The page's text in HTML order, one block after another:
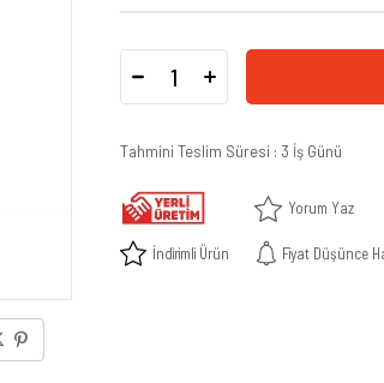
Tahmini Teslim Süresi : 3 İş Günü
Yorum Yaz
İndirimli Ürün Fiyat Düşünce